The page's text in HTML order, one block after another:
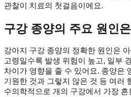
관찰이 치료의 첫걸음이에요.
구강 종양의 주요 원인
강아지 구강 종양의 정확한 원인은
고령일수록 발생 위험이 높고, 일부
차이가 영향을 줄 수 있어요. 종양은
기원한 것과 그렇지 않은 것 등 여러
수의학적으로 개의 구강에서 가장 흔